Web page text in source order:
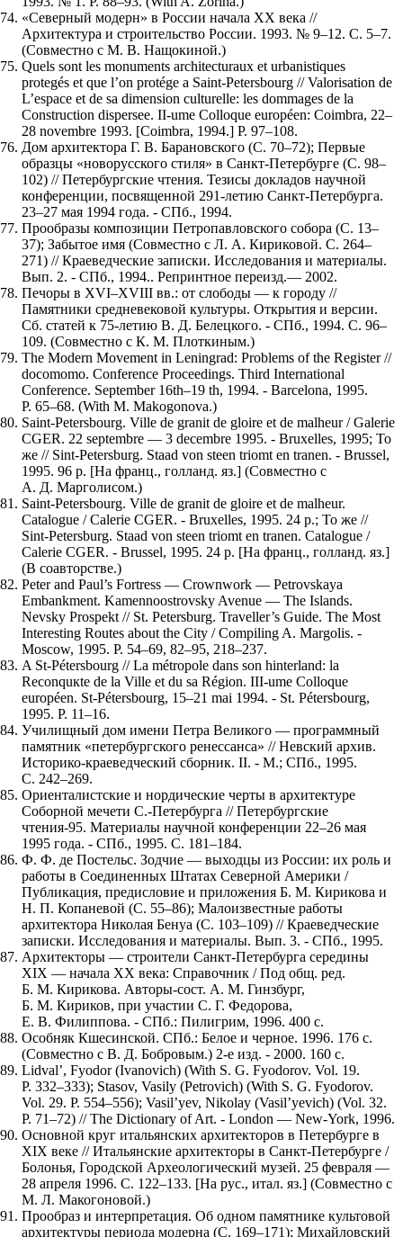
«Северный модерн» в России начала XX века //
Архитектура и строительство России. 1993. № 9–12. С. 5–7.
(Совместно с М. В. Нащокиной.)
Quels sont les monuments architecturaux et urbanistiques
protegés et que l’on protége а Saint-Petersbourg // Valorisation de
L’espace et de sa dimension culturelle: les dommages de la
Construction dispersee. II-ume Colloque européen: Coimbra, 22–
28 novembre 1993. [Coimbra, 1994.] P. 97–108.
Дом архитектора Г. В. Барановского (С. 70–72); Первые
образцы «новорусского стиля» в Санкт-Петербурге (С. 98–
102) // Петербургские чтения. Тезисы докладов научной
конференции, посвященной 291-летию Санкт-Петербурга.
23–27 мая 1994 года. - СПб., 1994.
Прообразы композиции Петропавловского собора (С. 13–
37); Забытое имя (Совместно с Л. А. Кириковой. С. 264–
271) // Краеведческие записки. Исследования и материалы.
Вып. 2. - СПб., 1994.. Репринтное переизд.— 2002.
Печоры в XVI–XVIII вв.: от слободы — к городу //
Памятники средневековой культуры. Открытия и версии.
Сб. статей к 75-летию В. Д. Белецкого. - СПб., 1994. С. 96–
109. (Совместно с К. М. Плоткиным.)
The Modern Movement in Leningrad: Problems of the Register //
docomomo. Conference Proceedings. Third International
Conference. September 16th–19 th, 1994. - Barcelona, 1995.
P. 65–68. (With M. Makogonova.)
Saint-Petersbourg. Ville de granit de gloire et de malheur / Galerie
CGER. 22 septembre — 3 decembre 1995. - Bruxelles, 1995; То
же // Sint-Petersburg. Staad von steen triomt en tranen. - Brussel,
1995. 96 p. [На франц., голланд. яз.] (Совместно с
А. Д. Марголисом.)
Saint-Petersbourg. Ville de granit de gloire et de malheur.
Catalogue / Calerie CGER. - Bruxelles, 1995. 24 p.; То же //
Sint-Petersburg. Staad von steen triomt en tranen. Catalogue /
Calerie CGER. - Brussel, 1995. 24 p. [На франц., голланд. яз.]
(В соавторстве.)
Peter and Paul’s Fortress — Crownwork — Petrovskaya
Embankment. Kamennoostrovsky Avenue — The Islands.
Nevsky Prospekt // St. Petersburg. Traveller’s Guide. The Most
Interesting Routes about the City / Compiling A. Margolis. -
Moscow, 1995. P. 54–69, 82–95, 218–237.
A St-Pétersbourg // La métropole dans son hinterland: la
Reconquкte de la Ville et du sa Région. III-ume Colloque
européen. St-Pétersbourg, 15–21 mai 1994. - St. Pétersbourg,
1995. P. 11–16.
Училищный дом имени Петра Великого — программный
памятник «петербургского ренессанса» // Невский архив.
Историко-краеведческий сборник. II. - М.; СПб., 1995.
С. 242–269.
Ориенталистские и нордические черты в архитектуре
Соборной мечети С.-Петербурга // Петербургские
чтения-95. Материалы научной конференции 22–26 мая
1995 года. - СПб., 1995. С. 181–184.
Ф. Ф. де Постельс. Зодчие — выходцы из России: их роль и
работы в Соединенных Штатах Северной Америки /
Публикация, предисловие и приложения Б. М. Кирикова и
Н. П. Копаневой (С. 55–86); Малоизвестные работы
архитектора Николая Бенуа (С. 103–109) // Краеведческие
записки. Исследования и материалы. Вып. 3. - СПб., 1995.
Архитекторы — строители Санкт-Петербурга середины
XIX — начала XX века: Справочник / Под общ. ред.
Б. М. Кирикова. Авторы-сост. А. М. Гинзбург,
Б. М. Кириков, при участии С. Г. Федорова,
Е. В. Филиппова. - СПб.: Пилигрим, 1996. 400 с.
Особняк Кшесинской. СПб.: Белое и черное. 1996. 176 с.
(Совместно с В. Д. Бобровым.) 2-е изд. - 2000. 160 с.
Lidval’, Fyodor (Ivanovich) (With S. G. Fyodorov. Vol. 19.
P. 332–333); Stasov, Vasily (Petrovich) (With S. G. Fyodorov.
Vol. 29. P. 554–556); Vasil’yev, Nikolay (Vasil’yevich) (Vol. 32.
P. 71–72) // The Dictionary of Art. - London — New-York, 1996.
Основной круг итальянских архитекторов в Петербурге в
XIX веке // Итальянские архитекторы в Санкт-Петербурге /
Болонья, Городской Археологический музей. 25 февраля —
28 апреля 1996. С. 122–133. [На рус., итал. яз.] (Совместно с
М. Л. Макогоновой.)
Прообраз и интерпретация. Об одном памятнике культовой
архитектуры периода модерна (С. 169–171); Михайловский